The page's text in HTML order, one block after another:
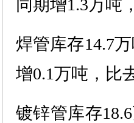
同期增1.3万吨
焊管库存14.7
增0.1万吨，比
镀锌管库存